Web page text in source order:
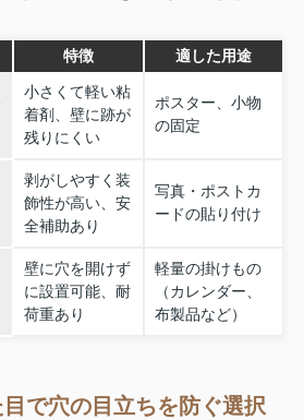
特徴 適した用途
小さくて軽い粘
着剤、壁に跡が
残りにくい
ポスター、小物
の固定
剥がしやすく装
飾性が高い、安
全補助あり
写真・ポストカ
ードの貼り付け
壁に穴を開けず
に設置可能、耐
荷重あり
軽量の掛けもの
（カレンダー、
布製品など）
で穴の目立ちを防ぐ選択